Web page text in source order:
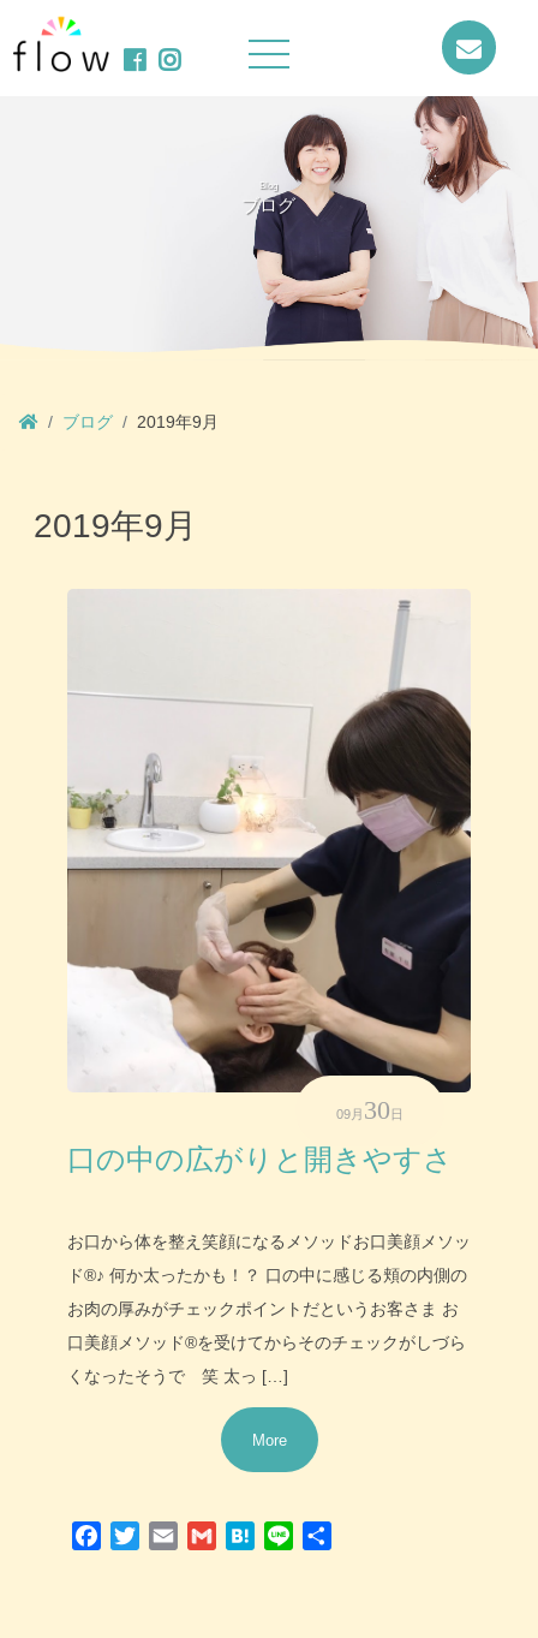
Blog
ブログ
ブログ 2019年9月
2019年9月
09月 30 日
口の中の広がりと開きやすさ
お口から体を整え笑顔になるメソッドお口美顔メソッ
ド®♪ 何か太ったかも！？ 口の中に感じる頬の内側の
お肉の厚みがチェックポイントだというお客さま お
口美顔メソッド®を受けてからそのチェックがしづら
くなったそうで 笑 太っ […]
More
Facebook
TwitterEmail Gmail Hatena
Line